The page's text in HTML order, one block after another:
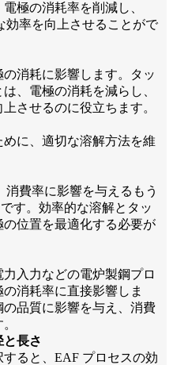
極の消耗率を削減し、
効率を向上させることがで
消耗に影響します。タッ
、電極の消耗を減らし、
させるのに役立ちます。
に、適切な溶解方法を維
費率に影響を与えるもう
す。効率的な溶解とタッ
位置を最適化する必要が
入力などの電炉製鋼プロ
消耗率に直接影響しま
品質に影響を与え、消費
と長さ
ると、EAF プロセスの効